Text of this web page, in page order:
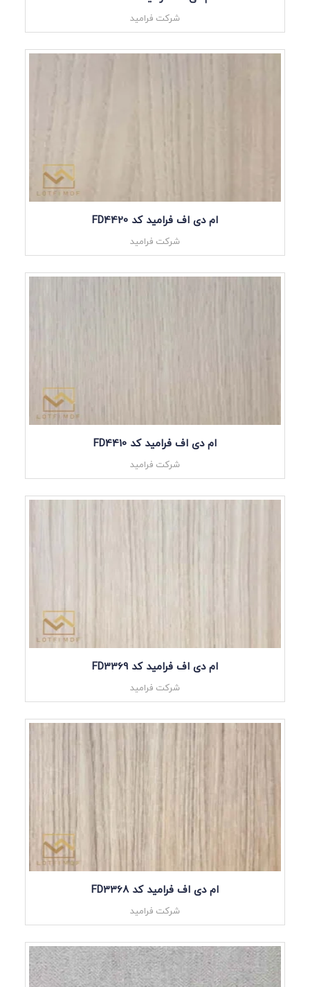
شرکت فرامید
ام دی اف فرامید کد FD4420
شرکت فرامید
ام دی اف فرامید کد FD4410
شرکت فرامید
ام دی اف فرامید کد FD3369
شرکت فرامید
ام دی اف فرامید کد FD3368
شرکت فرامید